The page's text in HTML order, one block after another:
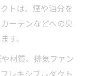
トは、煙や油分を
ーテンなどへの臭
す。
材質、排気ファン